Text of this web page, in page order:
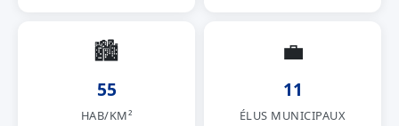
🏙
55
HAB/KM²
💼
11
ÉLUS MUNICIPAUX